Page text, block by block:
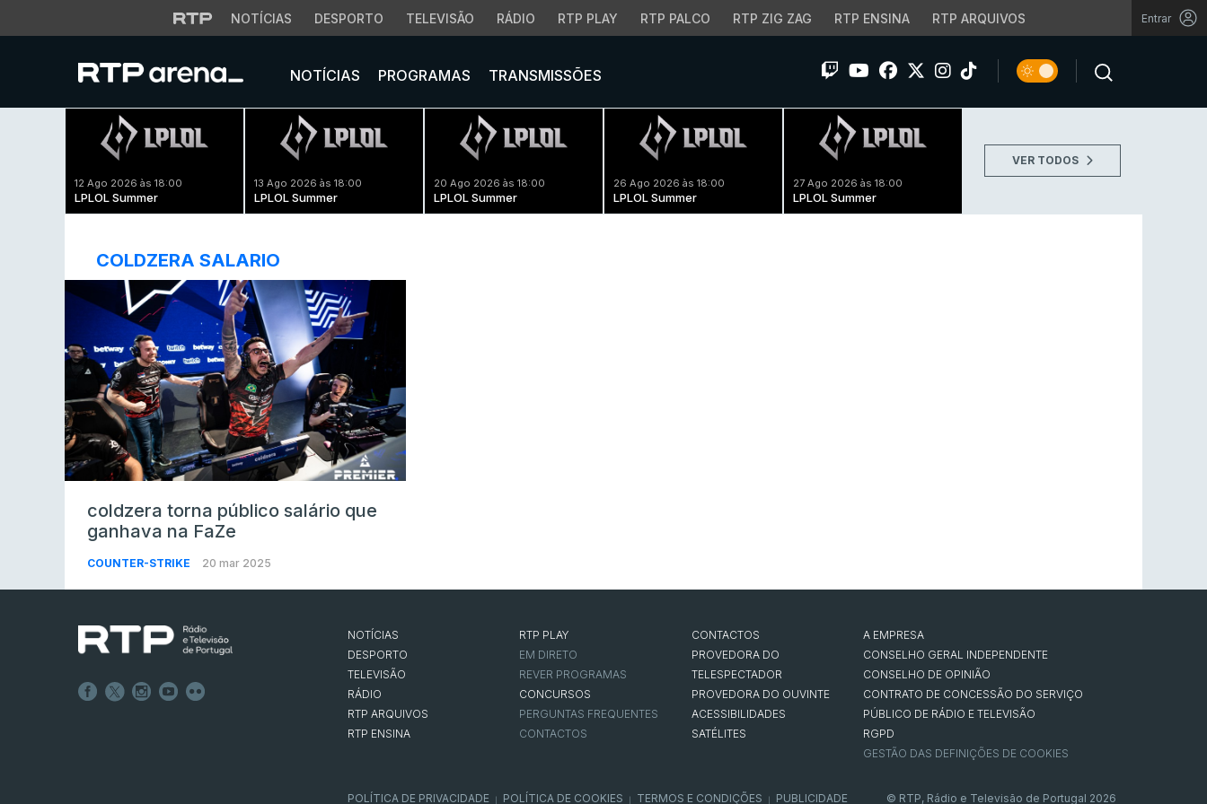
NOTÍCIAS DESPORTO TELEVISÃO RÁDIO RTP PLAY RTP PALCO RTP ZIG ZAG RTP ENSINA RTP ARQUIVOS Entrar
NOTÍCIAS PROGRAMAS TRANSMISSÕES
12 Ago 2026 às 18:00
LPLOL Summer
13 Ago 2026 às 18:00
LPLOL Summer
20 Ago 2026 às 18:00
LPLOL Summer
26 Ago 2026 às 18:00
LPLOL Summer
27 Ago 2026 às 18:00
LPLOL Summer
VER TODOS
COLDZERA SALARIO
coldzera torna público salário que
ganhava na FaZe
COUNTER-STRIKE 20 mar 2025
NOTÍCIAS
DESPORTO
TELEVISÃO
RÁDIO
RTP ARQUIVOS
RTP ENSINA
RTP PLAY
EM DIRETO
REVER PROGRAMAS
CONCURSOS
PERGUNTAS FREQUENTES
CONTACTOS
CONTACTOS
PROVEDORA DO
TELESPECTADOR
PROVEDORA DO OUVINTE
ACESSIBILIDADES
SATÉLITES
A EMPRESA
CONSELHO GERAL INDEPENDENTE
CONSELHO DE OPINIÃO
CONTRATO DE CONCESSÃO DO SERVIÇO
PÚBLICO DE RÁDIO E TELEVISÃO
RGPD
GESTÃO DAS DEFINIÇÕES DE COOKIES
POLÍTICA DE PRIVACIDADE POLÍTICA DE COOKIES TERMOS E CONDIÇÕES PUBLICIDADE © RTP, Rádio e Televisão de Portugal 2026